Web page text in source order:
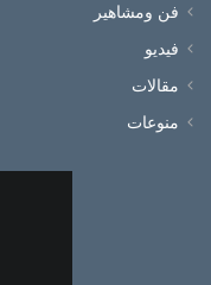
فن ومشاهير
فيديو
مقالات
منوعات